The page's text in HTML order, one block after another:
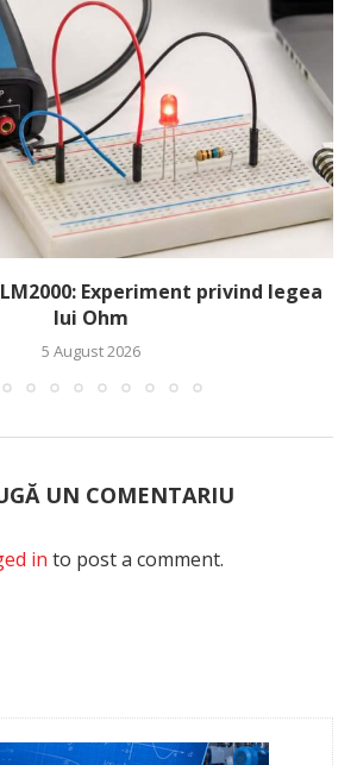
Experiment privind legea
lui Ohm
5 August 2026
UN COMENTARIU
in to post a comment.